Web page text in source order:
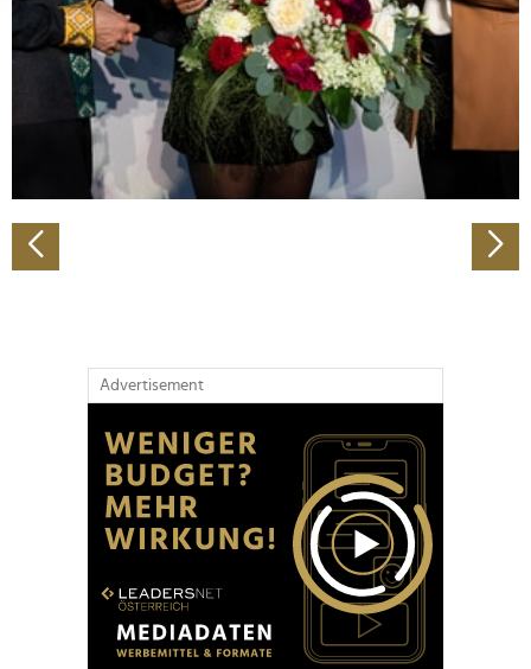
Abschnitt Einzelheitenfest.
Wir verwenden Cookies, um Inhalte und Anzeigen zu
personalisieren, Funktionen für soziale Medien anbieten
zu können und die Zugriffe auf unsere Website zu
analysieren. Außerdem geben wir Informationen zu Ihrer
Verwendung unserer Website an unsere Partner für
Partner führen diese Informationen möglicherweise mit
weiteren Daten zusammen, die Sie ihnen bereitgestellt
Advertisement